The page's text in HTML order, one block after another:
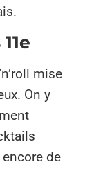
mise
On y
de